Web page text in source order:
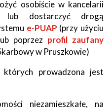
osobiście w kancelarii
lub dostarczyć drogą
Will
open
in
window
e-PUAP (przy użyciu
poprzez Will
open
new
profil zaufany
w Pruszkowie)
prowadzona jest
niezamieszkałe, na